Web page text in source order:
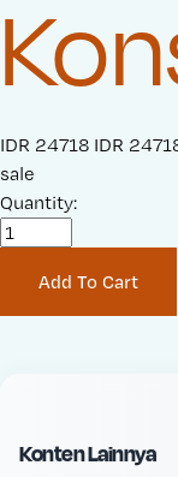
S
a
l
e
i
IDR 24718 O
n
a
c
IDR
sale
Quantity:
Add To Cart
Konten Lainnya